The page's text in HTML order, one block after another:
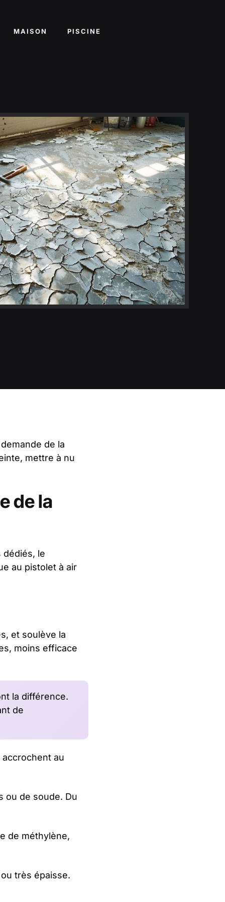
MAISON PISCINE
de la
mettre à nu
de la
dédiés, le
au pistolet à air
et soulève la
moins efficace
la différence.
de
au
ou de soude. Du
de méthylène,
très épaisse.